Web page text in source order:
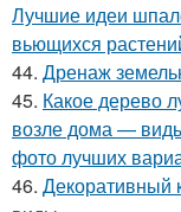
Лучшие идеи
вьющихся
44. Дренаж
45. Какое дерево
возле дома —
фото лучших
46. Декоративный